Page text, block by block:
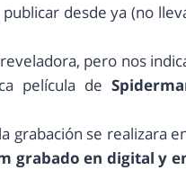
desde ya (no
pero nos
película de
grabación se realizara
grabado en digital y